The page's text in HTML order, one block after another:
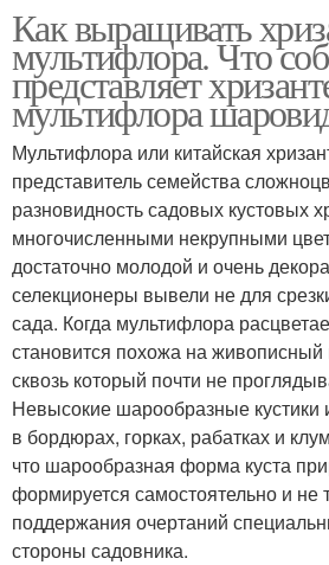
Как выращивать
мультифлора. Что
представляет
мультифлора
Мультифлора или китайская
представитель семейства
разновидность садовых кустовых
многочисленными некрупными
достаточно молодой и очень
селекционеры вывели не для
сада. Когда мультифлора
становится похожа на
сквозь который почти не
Невысокие шарообразные кустики
в бордюрах, горках, рабатках и
что шарообразная форма куста
формируется самостоятельно и не
поддержания очертаний
стороны садовника.